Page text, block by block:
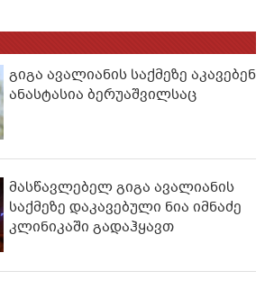
გიგა ავალიანის საქმეზე აკავებენ
ანასტასია ბერუაშვილსაც
მასწავლებელ გიგა ავალიანის
საქმეზე დაკავებული ნია იმნაძე
კლინიკაში გადაჰყავთ